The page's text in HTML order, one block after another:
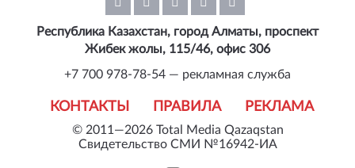
© 2011—2026 Total Media Qazaqstan
Свидетельство СМИ №16942-ИА
КОНТАКТЫ ПРАВИЛА РЕКЛАМА
Республика Казахстан, город Алматы, проспект
Жибек жолы, 115/46, офис 306
+7 700 978-78-54 — рекламная служба